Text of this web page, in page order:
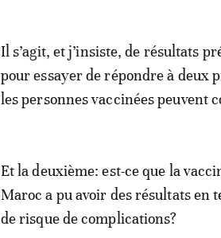
Il s’agit, et j’insiste, de résultats
pour essayer de répondre à deux
les personnes vaccinées peuvent
Et la deuxième: est-ce que la
Maroc a pu avoir des résultats en
de risque de complications?